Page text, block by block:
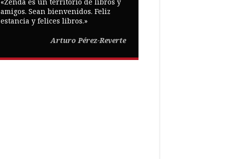
amigos. Sean bienvenidos. Feliz
estancia y felices libros.»
Arturo Pérez-Reverte